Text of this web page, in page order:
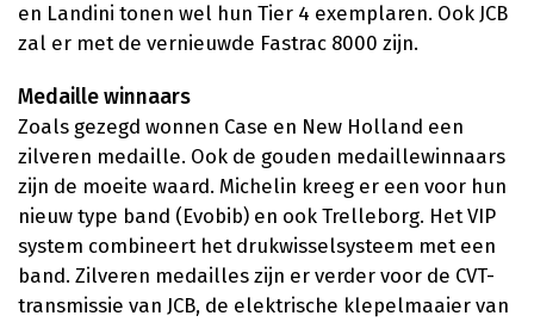
en Landini tonen wel hun Tier 4 exemplaren. Ook JCB
zal er met de vernieuwde Fastrac 8000 zijn.
Medaille winnaars
Zoals gezegd wonnen Case en New Holland een
zilveren medaille. Ook de gouden medaillewinnaars
zijn de moeite waard. Michelin kreeg er een voor hun
nieuw type band (Evobib) en ook Trelleborg. Het VIP
system combineert het drukwisselsysteem met een
band. Zilveren medailles zijn er verder voor de CVT-
transmissie van JCB, de elektrische klepelmaaier van